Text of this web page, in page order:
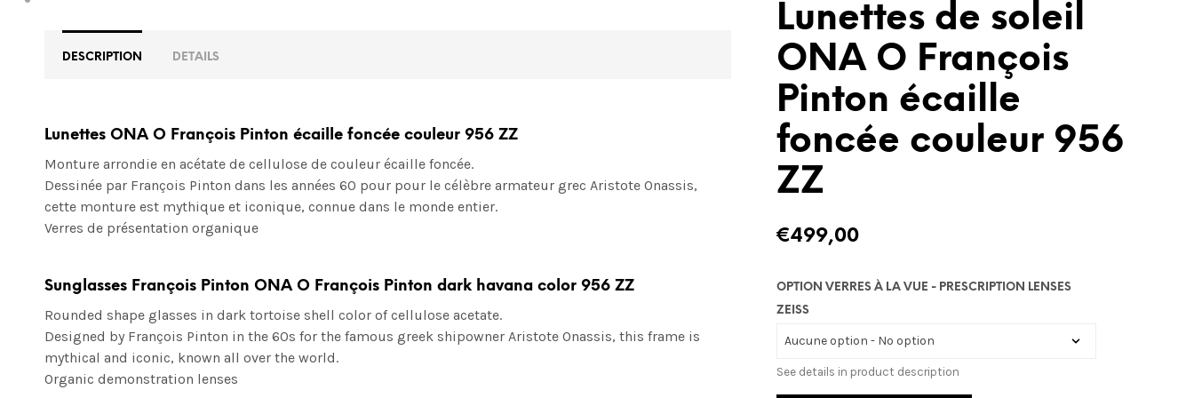
Lunettes de soleil
ONA O François
Pinton écaille
foncée couleur 956
ZZ
€499,00
OPTION VERRES À LA VUE - PRESCRIPTION LENSES
ZEISS
See details in product description
DESCRIPTION DETAILS
Lunettes ONA O François Pinton écaille foncée couleur 956 ZZ
Monture arrondie en acétate de cellulose de couleur écaille foncée.
Dessinée par François Pinton dans les années 60 pour pour le célèbre armateur grec Aristote Onassis,
cette monture est mythique et iconique, connue dans le monde entier.
Verres de présentation organique
Sunglasses François Pinton ONA O François Pinton dark havana color 956 ZZ
Rounded shape glasses in dark tortoise shell color of cellulose acetate.
Designed by François Pinton in the 60s for the famous greek shipowner Aristote Onassis, this frame is
mythical and iconic, known all over the world.
Organic demonstration lenses